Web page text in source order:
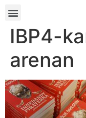
IBP4-
arenan